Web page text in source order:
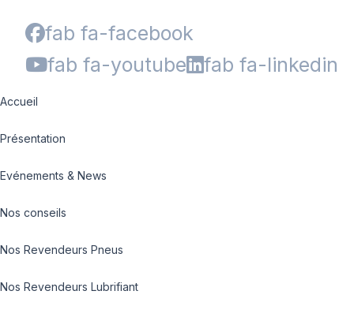
fab fa-facebook
fab fa-youtube
fab fa-linkedin
Accueil
Présentation
Evénements & News
Nos conseils
Nos Revendeurs Pneus
Nos Revendeurs Lubrifiant